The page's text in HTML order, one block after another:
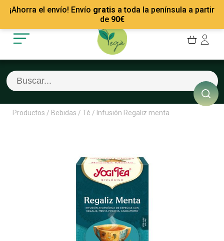
¡Ahorra el envío! Envío gratis a toda la península a partir
de 90€
Mis Pedidos
Mis favoritos
Cerrar sesión
Recetas
Empresas
Contacto
Productos / Bebidas / Té / Infusión Regaliz menta